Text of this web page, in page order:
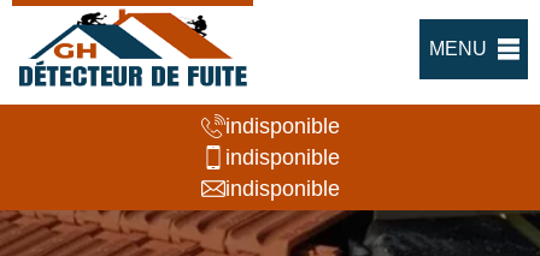
MENU
indisponible
indisponible
indisponible